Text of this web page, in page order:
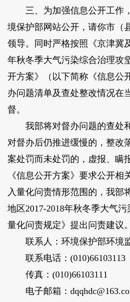
三、为加强信息公开工作
境保护部网站公开，请你市（
领导。同时严格按照《京津冀
年秋冬季大气污染综合治理攻
开方案》（以下简称《信息公
办问题清单及查处整改情况在
督。
我部将对督办问题的查处和
对督办后仍推进缓慢的，整改
案处罚而未处罚的，虚报、瞒
《信息公开方案》要求公开相
入量化问责情形范围的，我部
地区2017-2018年秋冬季大气
量化问责规定》提出问责建议。
联系人：环境保护部环境
联系电话：(010)66103113
传真：(010)66103111
电子邮箱：